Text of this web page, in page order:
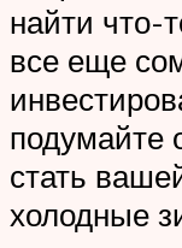
найти что-
все еще
подумайте
стать
холодные